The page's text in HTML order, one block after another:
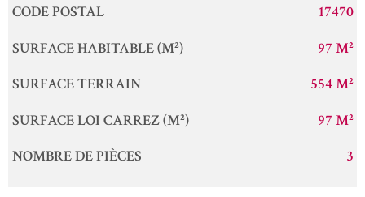
Caractérisque Valeurs
CODE POSTAL
17470
SURFACE HABITABLE (M²)
97 M²
SURFACE TERRAIN
554 M²
SURFACE LOI CARREZ (M²)
97 M²
NOMBRE DE PIÈCES
3